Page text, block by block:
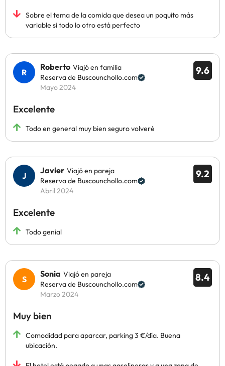
Sobre el tema de la comida que desea un poquito más
variable si todo lo otro está perfecto
9.6
Roberto Viajó en familia
Reserva de Buscounchollo.com
Mayo 2024
Excelente
Todo en general muy bien seguro volveré
9.2
Javier Viajó en pareja
Reserva de Buscounchollo.com
Abril 2024
Excelente
Todo genial
8.4
Sonia Viajó en pareja
Reserva de Buscounchollo.com
Marzo 2024
Muy bien
Comodidad para aparcar, parking 3 €/día. Buena
ubicación.